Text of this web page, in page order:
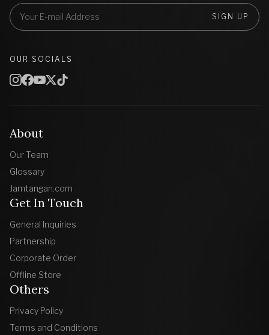
About
Our Team
Glossary
Jamtangan.com
Get In Touch
General Inquiries
Partnership
Corporate Order
Offline Store
Others
Privacy Policy
Terms and Conditions
SIGN UP
OUR SOCIALS